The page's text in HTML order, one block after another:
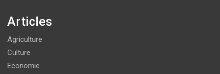
Articles
Agriculture
Culture
Economie